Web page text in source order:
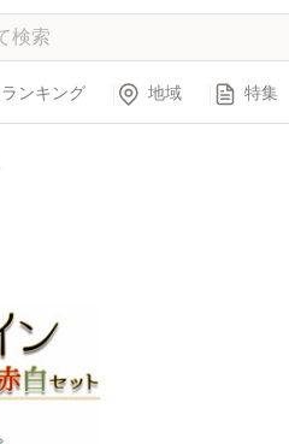
ランキング 地域 特集